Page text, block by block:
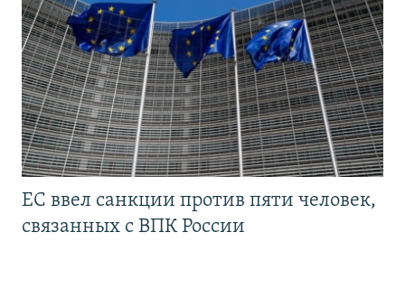
ЕС ввел санкции против пяти человек,
связанных с ВПК России